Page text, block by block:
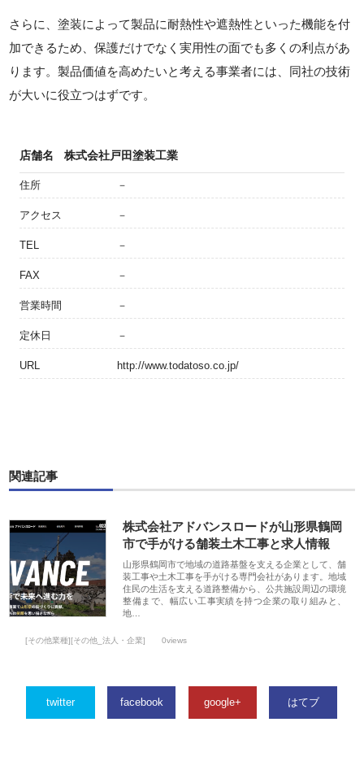
さらに、塗装によって製品に耐熱性や遮熱性といった機能を付
加できるため、保護だけでなく実用性の面でも多くの利点があ
ります。製品価値を高めたいと考える事業者には、同社の技術
が大いに役立つはずです。
店舗名 株式会社戸田塗装工業
住所 －
アクセス －
TEL －
FAX －
営業時間 －
定休日 －
URL http://www.todatoso.co.jp/
関連記事
株式会社アドバンスロードが山形県鶴岡
市で手がける舗装土木工事と求人情報
山形県鶴岡市で地域の道路基盤を支える企業として、舗
装工事や土木工事を手がける専門会社があります。地域
住民の生活を支える道路整備から、公共施設周辺の環境
整備まで、幅広い工事実績を持つ企業の取り組みと、
地…
[その他業種][その他_法人・企業] 0views
twitter facebook google+ はてブ